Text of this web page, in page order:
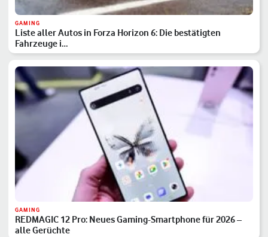
GAMING
Liste aller Autos in Forza Horizon 6: Die bestätigten
Fahrzeuge i…
GAMING
REDMAGIC 12 Pro: Neues Gaming-Smartphone für 2026 –
alle Gerüchte